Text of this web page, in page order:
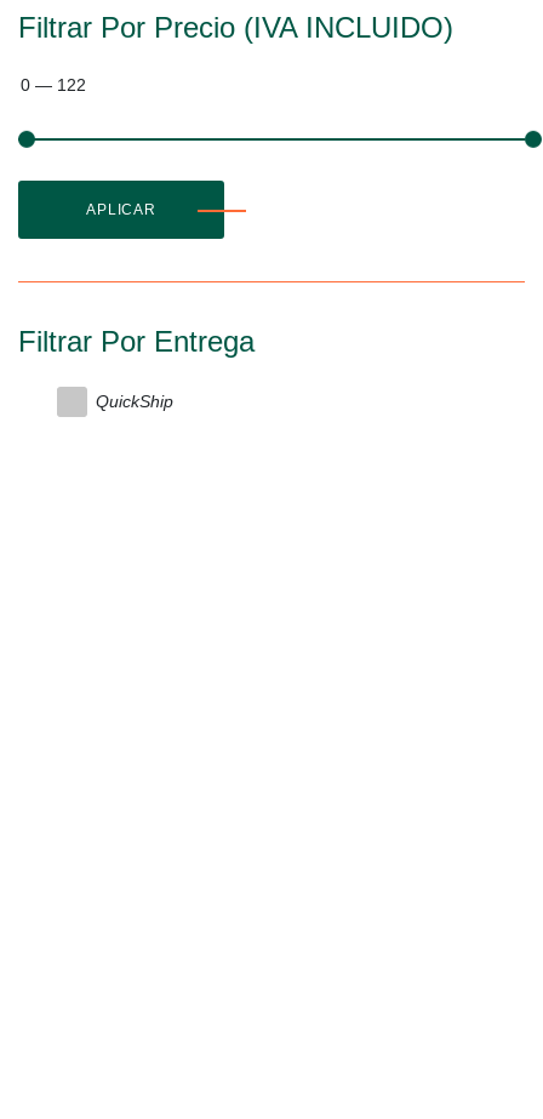
Filtrar Por Precio (IVA INCLUIDO)
0 — 122
APLICAR
Filtrar Por Entrega
QuickShip